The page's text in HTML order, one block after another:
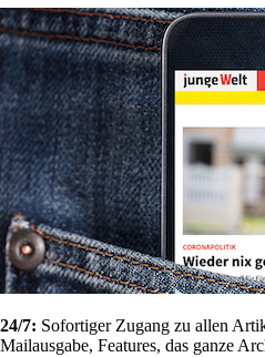
24/7: Sofortiger Zugang zu allen
Mailausgabe, Features, das ganze